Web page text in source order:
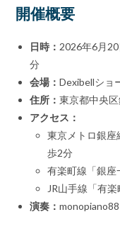
開催概要
日時： 2026年6月
分
会場：Dexibellショ
住所：東京都中央
アクセス：
東京メトロ銀座
歩2分
有楽町線「銀
JR山手線「有
演奏：